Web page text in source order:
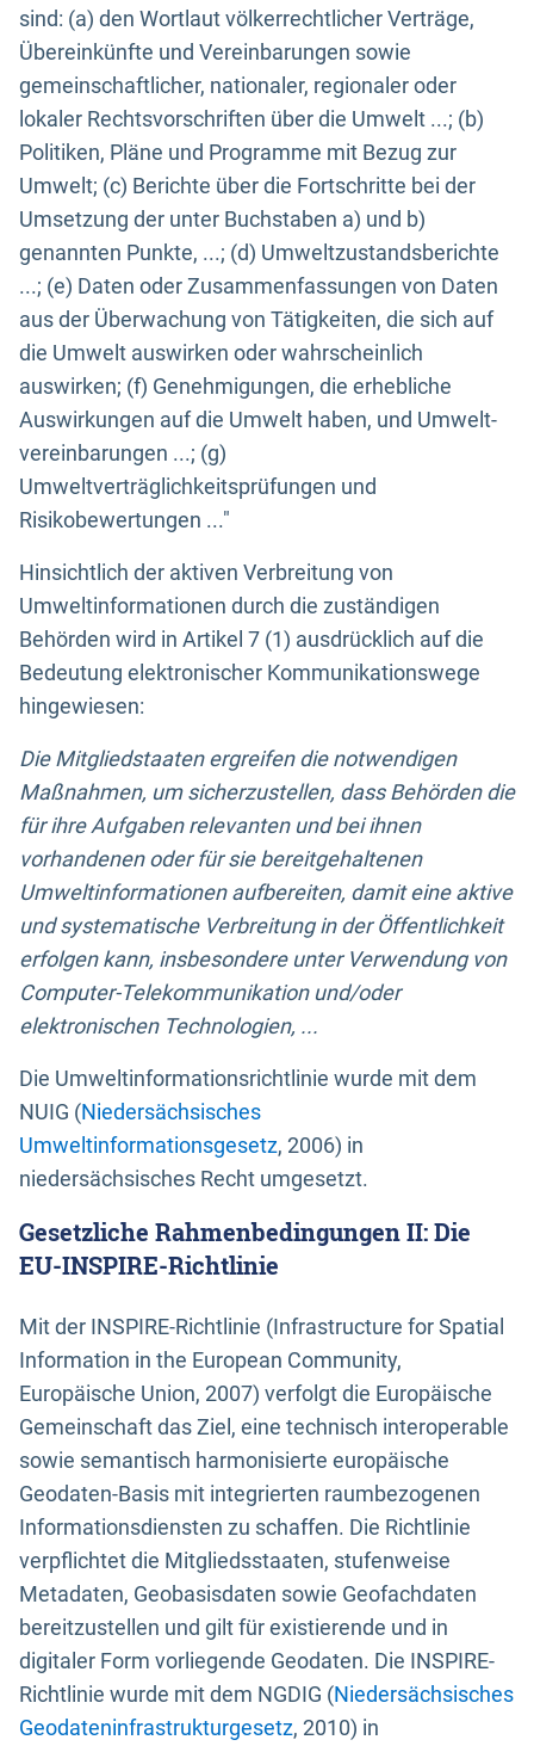
sind: (a) den Wortlaut völkerrechtlicher Verträge,
Übereinkünfte und Vereinbarungen sowie
gemeinschaftlicher, nationaler, regionaler oder
lokaler Rechtsvorschriften über die Umwelt ...; (b)
Politiken, Pläne und Programme mit Bezug zur
Umwelt; (c) Berichte über die Fortschritte bei der
Umsetzung der unter Buchstaben a) und b)
genannten Punkte, ...; (d) Umweltzustandsberichte
...; (e) Daten oder Zusammenfassungen von Daten
aus der Überwachung von Tätigkeiten, die sich auf
die Umwelt auswirken oder wahrscheinlich
auswirken; (f) Genehmigungen, die erhebliche
Auswirkungen auf die Umwelt haben, und Umwelt-
vereinbarungen ...; (g)
Umweltverträglichkeitsprüfungen und
Risikobewertungen ..."
Hinsichtlich der aktiven Verbreitung von
Umweltinformationen durch die zuständigen
Behörden wird in Artikel 7 (1) ausdrücklich auf die
Bedeutung elektronischer Kommunikationswege
hingewiesen:
Die Mitgliedstaaten ergreifen die notwendigen
Maßnahmen, um sicherzustellen, dass Behörden die
für ihre Aufgaben relevanten und bei ihnen
vorhandenen oder für sie bereitgehaltenen
Umweltinformationen aufbereiten, damit eine aktive
und systematische Verbreitung in der Öffentlichkeit
erfolgen kann, insbesondere unter Verwendung von
Computer-Telekommunikation und/oder
elektronischen Technologien, ...
Die Umweltinformationsrichtlinie wurde mit dem
NUIG (Niedersächsisches
Umweltinformationsgesetz, 2006) in
niedersächsisches Recht umgesetzt.
Gesetzliche Rahmenbedingungen II: Die
EU-INSPIRE-Richtlinie
Mit der INSPIRE-Richtlinie (Infrastructure for Spatial
Information in the European Community,
Europäische Union, 2007) verfolgt die Europäische
Gemeinschaft das Ziel, eine technisch interoperable
sowie semantisch harmonisierte europäische
Geodaten-Basis mit integrierten raumbezogenen
Informationsdiensten zu schaffen. Die Richtlinie
verpflichtet die Mitgliedsstaaten, stufenweise
Metadaten, Geobasisdaten sowie Geofachdaten
bereitzustellen und gilt für existierende und in
digitaler Form vorliegende Geodaten. Die INSPIRE-
Richtlinie wurde mit dem NGDIG (Niedersächsisches
Geodateninfrastrukturgesetz, 2010) in